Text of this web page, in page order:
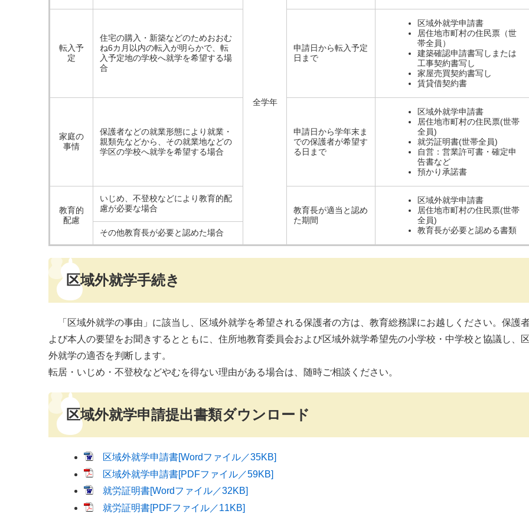
全学年
転入予
定
住宅の購入・新築などのためおおむ
ね6カ月以内の転入が明らかで、転
入予定地の学校へ就学を希望する場
合
申請日から転入予定
日まで
区域外就学申請書
居住地市町村の住民票（世
帯全員）
建築確認申請書写しまたは
工事契約書写し
家屋売買契約書写し
賃貸借契約書
家庭の
事情
保護者などの就業形態により就業・
親類先などから、その就業地などの
学区の学校へ就学を希望する場合
申請日から学年末ま
での保護者が希望す
る日まで
区域外就学申請書
居住地市町村の住民票(世帯
全員)
就労証明書(世帯全員)
自営：営業許可書・確定申
告書など
預かり承諾書
教育的
配慮
いじめ、不登校などにより教育的配
慮が必要な場合
教育長が適当と認め
た期間
区域外就学申請書
居住地市町村の住民票(世帯
全員)
教育長が必要と認める書類
その他教育長が必要と認めた場合
区域外就学手続き
「区域外就学の事由」に該当し、区域外就学を希望される保護者の方は、教育総務課にお越しください。保護
よび本人の要望をお聞きするとともに、住所地教育委員会および区域外就学希望先の小学校・中学校と協議し、
外就学の適否を判断します。
転居・いじめ・不登校などやむを得ない理由がある場合は、随時ご相談ください。
区域外就学申請提出書類ダウンロード
区域外就学申請書[Wordファイル／35KB]
区域外就学申請書[PDFファイル／59KB]
就労証明書[Wordファイル／32KB]
就労証明書[PDFファイル／11KB]